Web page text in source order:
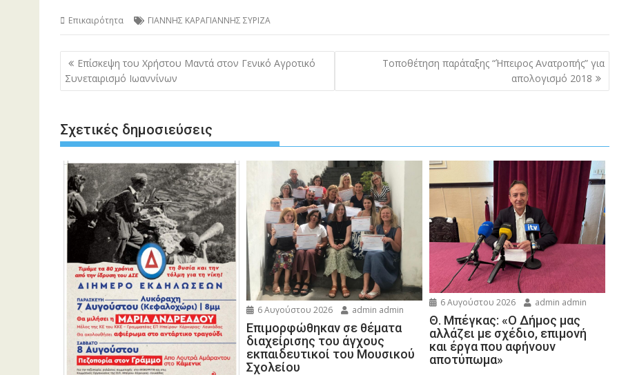
Επικαιρότητα ΓΙΑΝΝΗΣ ΚΑΡΑΓΙΑΝΝΗΣ ΣΥΡΙΖΑ
Πλοήγηση
άρθρων
Επίσκεψη του Χρήστου Μαντά στoν Γενικό Αγροτικό
Συνεταιρισμό Ιωαννίνων
Τοποθέτηση παράταξης “Ήπειρος Ανατροπής” για
απολογισμό 2018
Σχετικές δημοσιεύσεις
6 Αυγούστου 2026 admin admin
Eπιμορφώθηκαν σε θέματα
διαχείρισης του άγχους
εκπαιδευτικοί του Μουσικού
Σχολείου
6 Αυγούστου 2026 admin admin
Θ. Μπέγκας: «Ο Δήμος μας
αλλάζει με σχέδιο, επιμονή
και έργα που αφήνουν
αποτύπωμα»